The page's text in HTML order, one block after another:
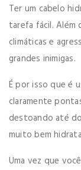
Ter um cabelo
tarefa fácil. Além
climáticas e
grandes inimigas.
É por isso que é
claramente
destoando até
muito bem
Uma vez que